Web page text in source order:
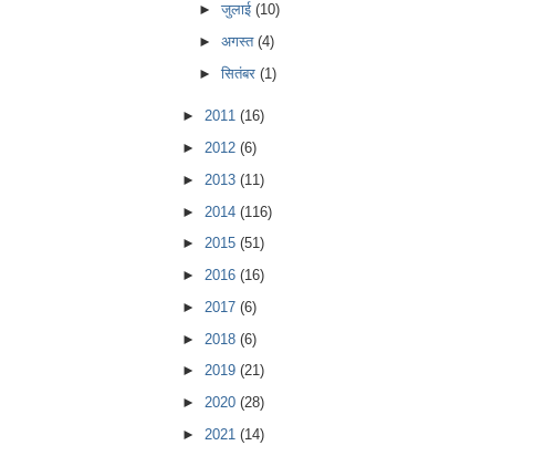
►जुलाई(10)
►अगस्त(4)
►सितंबर(1)
► 2011 (16)
► 2012 (6)
► 2013 (11)
► 2014 (116)
► 2015 (51)
► 2016 (16)
► 2017 (6)
► 2018 (6)
► 2019 (21)
► 2020 (28)
► 2021 (14)